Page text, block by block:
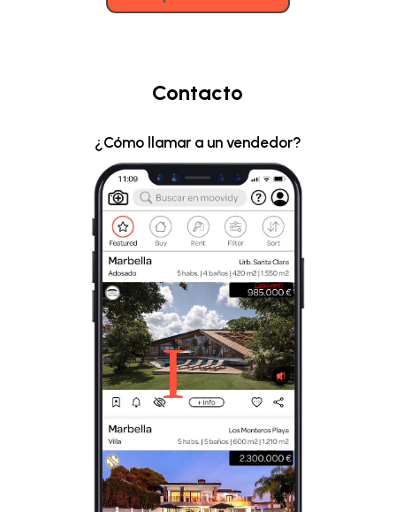
Contacto
¿Cómo llamar a un vendedor?